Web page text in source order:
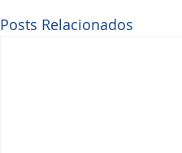
Posts Relacionados